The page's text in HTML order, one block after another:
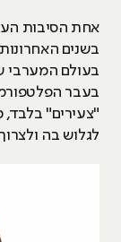
אחת הסיבות
בשנים
בעולם המערבי
בעבר
"צעירים" בלבד,
לגלוש בה